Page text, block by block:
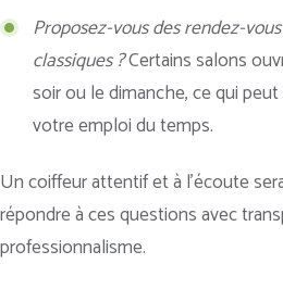
Proposez-vous des rendez-
classiques ?Certains salons
soir ou le dimanche, ce qui
votre emploi du temps.
Un coiffeur attentif et à l’écoute
répondre à ces questions avec
professionnalisme.